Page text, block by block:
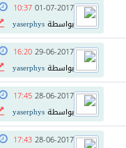
01-07-2017
10:37
بواسطةyaserphys
29-06-2017
16:20
بواسطةyaserphys
28-06-2017
17:45
بواسطةyaserphys
28-06-2017
17:43